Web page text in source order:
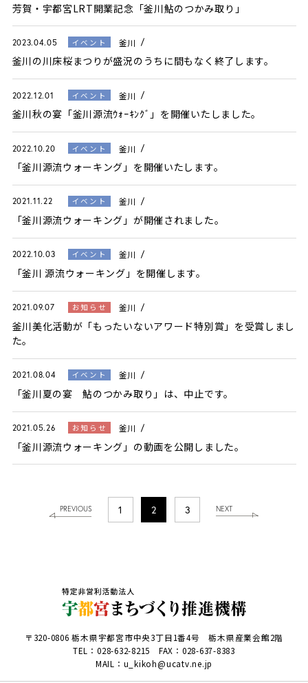
芳賀・宇都宮LRT開業記念「釜川鮎のつかみ取り」
2023.04.05 イベント 釜川
釜川の川床桜まつりが盛況のうちに間もなく終了します。
2022.12.01 イベント 釜川
釜川秋の宴「釜川源流ｳｫｰｷﾝｸﾞ」を開催いたしました。
2022.10.20 イベント 釜川
「釜川源流ウォーキング」を開催いたします。
2021.11.22 イベント 釜川
「釜川源流ウォーキング」が開催されました。
2022.10.03 イベント 釜川
「釜川 源流ウォーキング」を開催します。
2021.09.07 お知らせ 釜川
釜川美化活動が「もったいないアワード特別賞」を受賞しまし
た。
2021.08.04 イベント 釜川
「釜川夏の宴 鮎のつかみ取り」は、中止です。
2021.05.26 お知らせ 釜川
「釜川源流ウォーキング」の動画を公開しました。
PREVIOUS 1 2 3 NEXT
〒320-0806 栃木県宇都宮市中央3丁目1番4号 栃木県産業会館2階
TEL：028-632-8215 FAX：028-637-8383
MAIL：u_kikoh@ucatv.ne.jp